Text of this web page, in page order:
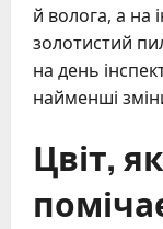
й волога, а на
золотистий
на день
найменші
Цвіт,